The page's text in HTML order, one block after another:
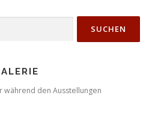
während den Ausstellungen